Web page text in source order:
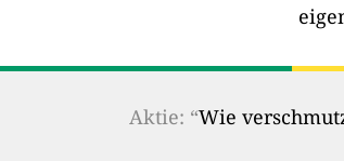
Aktie: “Wie